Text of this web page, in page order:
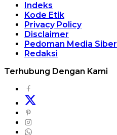
Indeks
Kode Etik
Privacy Policy
Disclaimer
Pedoman Media Siber
Redaksi
Terhubung Dengan Kami